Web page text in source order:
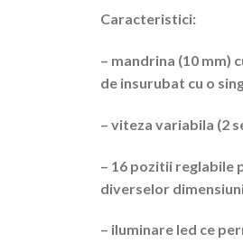
Caracteristici:
– mandrina (10 mm)
de insurubat cu o
– viteza variabila (2
– 16 pozitii reglabile
diverselor
– iluminare led ce